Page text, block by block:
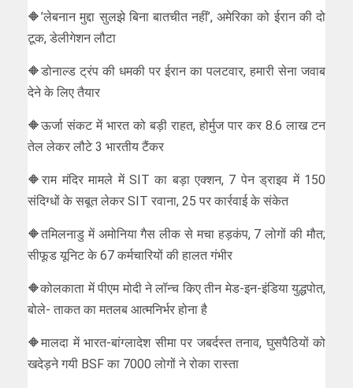
🔶’लेबनान मुद्दा सुलझे बिना बातचीत नहीं’, अमेरिका को ईरान की दो
टूक, डेलीगेशन लौटा
🔶डोनाल्ड ट्रंप की धमकी पर ईरान का पलटवार, हमारी सेना जवाब
देने के लिए तैयार
🔶ऊर्जा संकट में भारत को बड़ी राहत, होर्मुज पार कर 8.6 लाख टन
तेल लेकर लौटे 3 भारतीय टैंकर
🔶राम मंदिर मामले में SIT का बड़ा एक्शन, 7 पेन ड्राइव में 150
संदिग्धों के सबूत लेकर SIT रवाना, 25 पर कार्रवाई के संकेत
🔶तमिलनाडु में अमोनिया गैस लीक से मचा हड़कंप, 7 लोगों की मौत;
सीफूड यूनिट के 67 कर्मचारियों की हालत गंभीर
🔶कोलकाता में पीएम मोदी ने लॉन्च किए तीन मेड-इन-इंडिया युद्धपोत,
बोले- ताकत का मतलब आत्मनिर्भर होना है
🔶मालदा में भारत-बांग्लादेश सीमा पर जबर्दस्त तनाव, घुसपैठियों को
खदेड़ने गयी BSF का 7000 लोगों ने रोका रास्ता